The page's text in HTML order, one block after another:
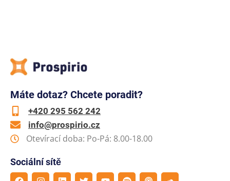
Máte dotaz? Chcete poradit?
+420 295 562 242
info@prospirio.cz
Otevírací doba: Po-Pá: 8.00-18.00
Sociální sítě